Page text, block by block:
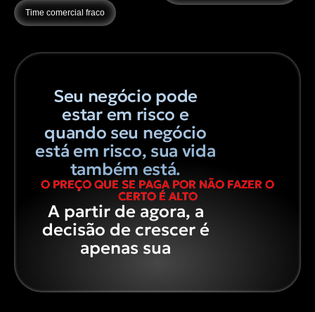
Time comercial fraco
Seu negócio pode
estar em risco e
quando seu negócio
está em risco, sua vida
também está.
O PREÇO QUE SE PAGA POR NÃO FAZER O
CERTO É ALTO
A partir de agora, a
decisão de crescer é
apenas sua